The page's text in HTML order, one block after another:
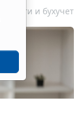
Налоги и бухучет